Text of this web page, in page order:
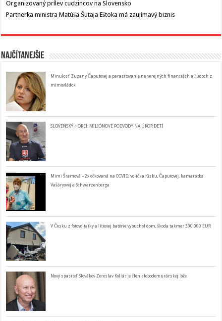
Organizovaný prílev cudzincov na Slovensko
Partnerka ministra Matúša Šutaja Eštoka má zaujímavý biznis
Najčítanejšie
Minulosť Zuzany Čaputovej a parazitovanie na verejných financiách a ľudoch z
mimovládok
SLOVENSKÝ HOKEJ: MILIÓNOVÉ PODVODY NA ÚKOR DETÍ
Mimi Šramová – 2x očkovaná na COVID, volička Kisku, Čaputovej, kamarátka
Vašáryovej a Schwarzenberga
V Česku z fotovoltaiky a lítiovej batérie vybuchol dom, škoda takmer 300 000 EUR
Nový spasiteľ Slovákov Zoroslav Kollár je člen slobodomurárskej lóže